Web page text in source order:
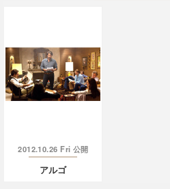
2012.10.26 Fri 公開
アルゴ